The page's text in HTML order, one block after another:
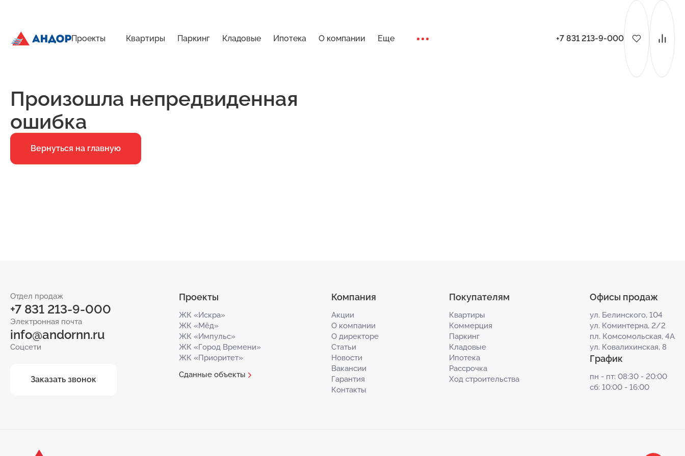
Проекты Квартиры Паркинг Кладовые Ипотека О компании Еще +7 831 213-9-000
Произошла непредвиденная
ошибка
Вернуться на главную
Отдел продаж
+7 831 213-9-000
Электронная почта
info@andornn.ru
Соцсети
Заказать звонок
Проекты
ЖК «Искра»
ЖК «Мёд»
ЖК «Импульс»
ЖК «Город Времени»
ЖК «Приоритет»
Сданные объекты
Компания
Акции
О компании
О директоре
Статьи
Новости
Вакансии
Гарантия
Контакты
Покупателям
Квартиры
Коммерция
Паркинг
Кладовые
Ипотека
Рассрочка
Ход строительства
Офисы продаж
ул. Белинского, 104
ул. Коминтерна, 2/2
пл. Комсомольская, 4А
ул. Ковалихинская, 8
График
пн - пт: 08:30 - 20:00
сб: 10:00 - 16:00